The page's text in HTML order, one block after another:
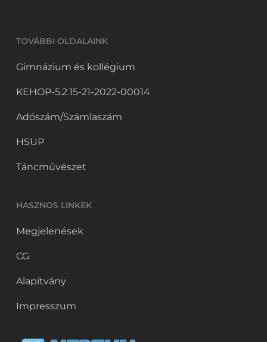
TOVÁBBI OLDALAINK
Gimnázium és kollégium
KEHOP-5.2.15-21-2022-00014
Adószám/Számlaszám
HSUP
Táncművészet
HASZNOS LINKEK
Megjelenések
CG
Alapítvány
Impresszum